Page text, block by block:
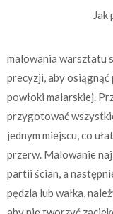
Jak
malowania warsztatu
precyzji, aby
powłoki malarskiej.
przygotować
jednym miejscu, co
przerw. Malowanie
partii ścian, a
pędzla lub wałka,